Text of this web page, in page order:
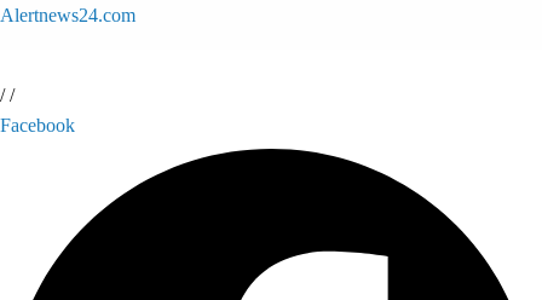
Alertnews24.com
//
Facebook